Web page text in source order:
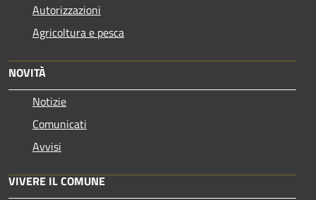
Autorizzazioni
Agricoltura e pesca
NOVITÀ
Notizie
Comunicati
Avvisi
VIVERE IL COMUNE